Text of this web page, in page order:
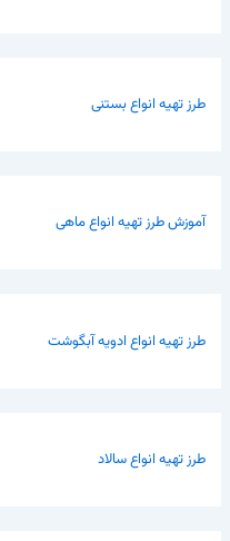
طرز تهیه انواع بستنی
آموزش طرز تهیه انواع ماهی
طرز تهیه انواع ادویه آبگوشت
طرز تهیه انواع سالاد